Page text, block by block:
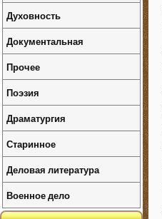
Духовность
Документальная
Прочее
Поэзия
Драматургия
Старинное
Деловая литература
Военное дело